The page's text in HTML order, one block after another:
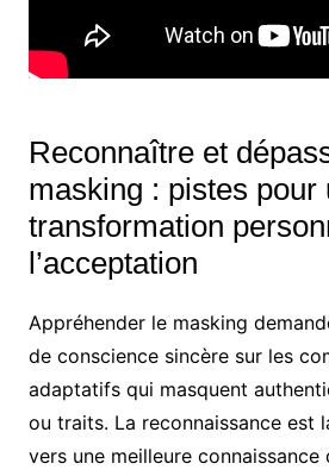
Reconnaître et
masking : pistes pour
transformation
l’acceptation
Appréhender le masking
de conscience sincère sur les
adaptatifs qui masquent
ou traits. La reconnaissance est
vers une meilleure connaissance